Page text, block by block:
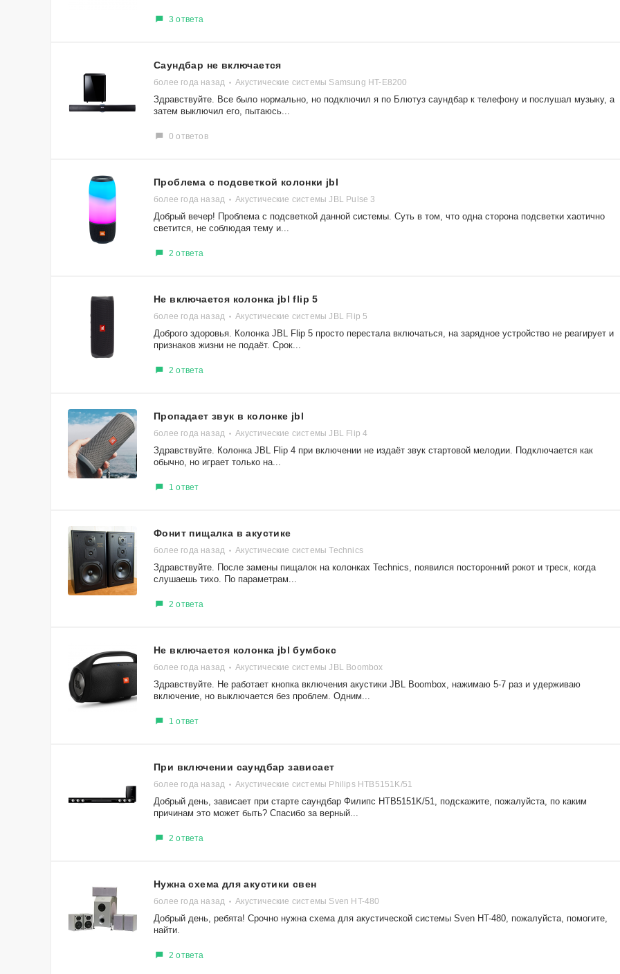
3 ответа
Саундбар не включается
более года назад Акустические системы Samsung HT-E8200
Здравствуйте. Все было нормально, но подключил я по Блютуз саундбар к телефону и послушал музыку, а
затем выключил его, пытаюсь...
0 ответов
Проблема с подсветкой колонки jbl
более года назад Акустические системы JBL Pulse 3
Добрый вечер! Проблема с подсветкой данной системы. Суть в том, что одна сторона подсветки хаотично
светится, не соблюдая тему и...
2 ответа
Не включается колонка jbl flip 5
более года назад Акустические системы JBL Flip 5
Доброго здоровья. Колонка JBL Flip 5 просто перестала включаться, на зарядное устройство не реагирует и
признаков жизни не подаёт. Срок...
2 ответа
Пропадает звук в колонке jbl
более года назад Акустические системы JBL Flip 4
Здравствуйте. Колонка JBL Flip 4 при включении не издаёт звук стартовой мелодии. Подключается как
обычно, но играет только на...
1 ответ
Фонит пищалка в акустике
более года назад Акустические системы Technics
Здравствуйте. После замены пищалок на колонках Technics, появился посторонний рокот и треск, когда
слушаешь тихо. По параметрам...
2 ответа
Не включается колонка jbl бумбокс
более года назад Акустические системы JBL Boombox
Здравствуйте. Не работает кнопка включения акустики JBL Boombox, нажимаю 5-7 раз и удерживаю
включение, но выключается без проблем. Одним...
1 ответ
При включении саундбар зависает
более года назад Акустические системы Philips HTB5151K/51
Добрый день, зависает при старте саундбар Филипс HTB5151K/51, подскажите, пожалуйста, по каким
причинам это может быть? Спасибо за верный...
2 ответа
Нужна схема для акустики свен
более года назад Акустические системы Sven HT-480
Добрый день, ребята! Срочно нужна схема для акустической системы Sven HT-480, пожалуйста, помогите,
найти.
2 ответа